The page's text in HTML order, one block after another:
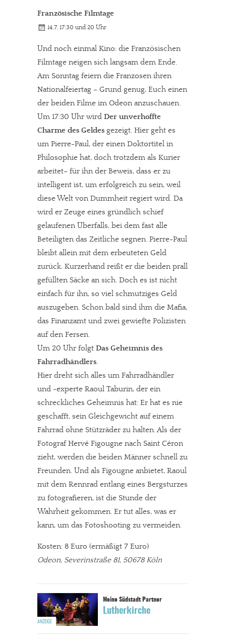
Französische Filmtage
14.7. 17:30 und 20 Uhr
Und noch einmal Kino: die Französischen
Filmtage neigen sich langsam dem Ende.
Am Sonntag feiern die Franzosen ihren
Nationalfeiertag – Grund genug, Euch einen
der beiden Filme im Odeon anzuschauen.
Um 17:30 Uhr wird Der unverhoffte
Charme des Geldes gezeigt. Hier geht es
um Pierre-Paul, der einen Doktortitel in
Philosophie hat, doch trotzdem als Kurier
arbeitet– für ihn der Beweis, dass er zu
intelligent ist, um erfolgreich zu sein, weil
diese Welt von Dummheit regiert wird. Da
wird er Zeuge eines gründlich schief
gelaufenen Überfalls, bei dem fast alle
Beteiligten das Zeitliche segnen. Pierre-Paul
bleibt allein mit dem erbeuteten Geld
zurück. Kurzerhand reißt er die beiden prall
gefüllten Säcke an sich. Doch es ist nicht
einfach für ihn, so viel schmutziges Geld
auszugeben. Schon bald sind ihm die Mafia,
das Finanzamt und zwei gewiefte Polizisten
auf den Fersen.
Um 20 Uhr folgt Das Geheimnis des
Fahrradhändlers.
Hier dreht sich alles um Fahrradhändler
und -experte Raoul Taburin, der ein
schreckliches Geheimnis hat: Er hat es nie
geschafft, sein Gleichgewicht auf einem
Fahrrad ohne Stützräder zu halten. Als der
Fotograf Hervé Figougne nach Saint Céron
zieht, werden die beiden Männer schnell zu
Freunden. Und als Figougne anbietet, Raoul
mit dem Rennrad entlang eines Bergsturzes
zu fotografieren, ist die Stunde der
Wahrheit gekommen. Er tut alles, was er
kann, um das Fotoshooting zu vermeiden.
Kosten: 8 Euro (ermäßigt 7 Euro)
Odeon, Severinstraße 81, 50678 Köln
Lutherkirche